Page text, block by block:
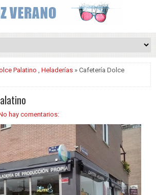
Palatino , Heladerías » Cafetería Dolce
hay comentarios: